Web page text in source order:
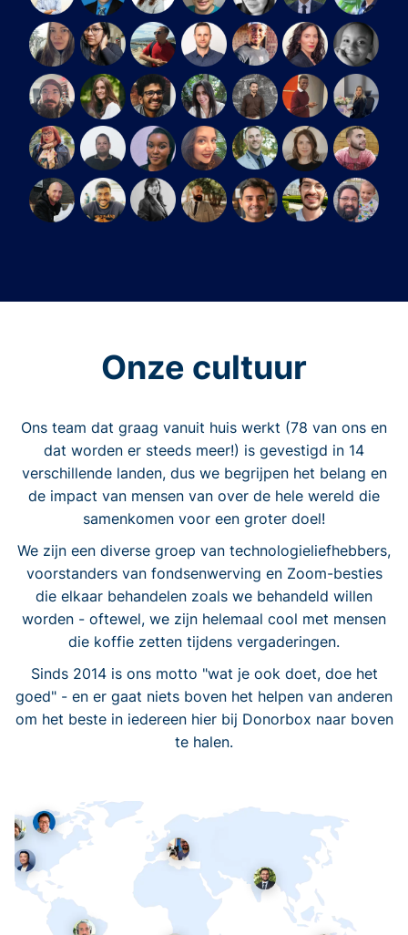
Onze cultuur
Ons team dat graag vanuit huis werkt (78 van ons en
dat worden er steeds meer!) is gevestigd in 14
verschillende landen, dus we begrijpen het belang en
de impact van mensen van over de hele wereld die
samenkomen voor een groter doel!
We zijn een diverse groep van technologieliefhebbers,
voorstanders van fondsenwerving en Zoom-besties
die elkaar behandelen zoals we behandeld willen
worden - oftewel, we zijn helemaal cool met mensen
die koffie zetten tijdens vergaderingen.
Sinds 2014 is ons motto "wat je ook doet, doe het
goed" - en er gaat niets boven het helpen van anderen
om het beste in iedereen hier bij Donorbox naar boven
te halen.